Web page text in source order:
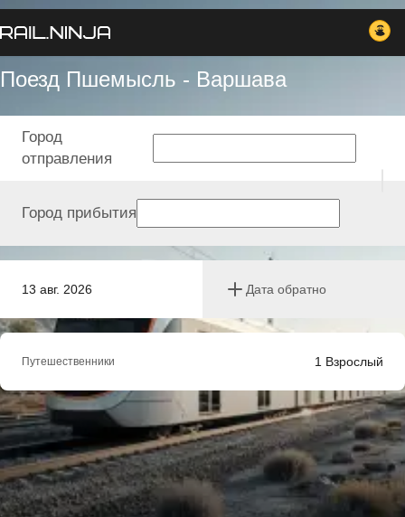
Поезд Пшемысль - Варшава
13 авг. 2026 Дата обратно
Город
отправления
Город прибытия
Путешественники 1 Взрослый